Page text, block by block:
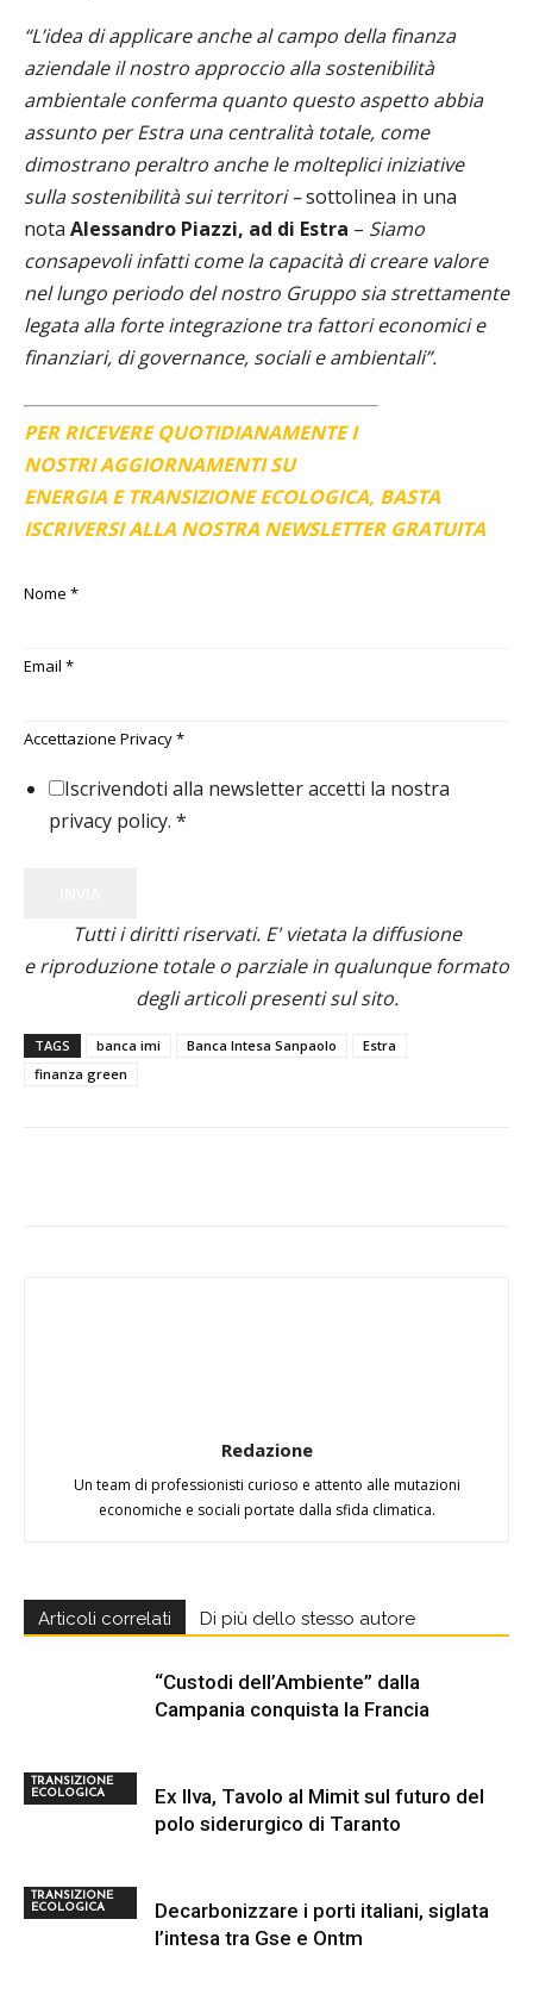
“L’idea di applicare anche al campo della finanza
aziendale il nostro approccio alla sostenibilità
ambientale conferma quanto questo aspetto abbia
assunto per Estra una centralità totale, come
dimostrano peraltro anche le molteplici iniziative
sulla sostenibilità sui territori –sottolinea in una
nota Alessandro Piazzi, ad di Estra – Siamo
consapevoli infatti come la capacità di creare valore
nel lungo periodo del nostro Gruppo sia strettamente
legata alla forte integrazione tra fattori economici e
finanziari, di governance, sociali e ambientali”.
PER RICEVERE QUOTIDIANAMENTE I
NOSTRI AGGIORNAMENTI SU
ENERGIA E TRANSIZIONE ECOLOGICA, BASTA
ISCRIVERSI ALLA NOSTRA NEWSLETTER GRATUITA
Nome *
Email *
Accettazione Privacy*
Iscrivendoti alla newsletter accetti la nostra
privacy policy. *
Tutti i diritti riservati. E' vietata la diffusione
e riproduzione totale o parziale in qualunque formato
degli articoli presenti sul sito.
TAGS banca imi Banca Intesa Sanpaolo
Estra
finanza green
Redazione
Un team di professionisti curioso e attento alle mutazioni
economiche e sociali portate dalla sfida climatica.
Articoli correlati Di più dello stesso autore
TRANSIZIONE
ECOLOGICA
“Custodi dell’Ambiente” dalla
Campania conquista la Francia
TRANSIZIONE
ECOLOGICA
Ex Ilva, Tavolo al Mimit sul futuro del
polo siderurgico di Taranto
Decarbonizzare i porti italiani, siglata
l’intesa tra Gse e Ontm